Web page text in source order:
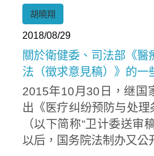
胡曉翔
2018/08/29
關於衛健委、司法部《醫
法（徵求意見稿）》的一
2015年10月30日，继国
出《医疗纠纷预防与处理
（以下简称“卫计委送审
以后，国务院法制办又公